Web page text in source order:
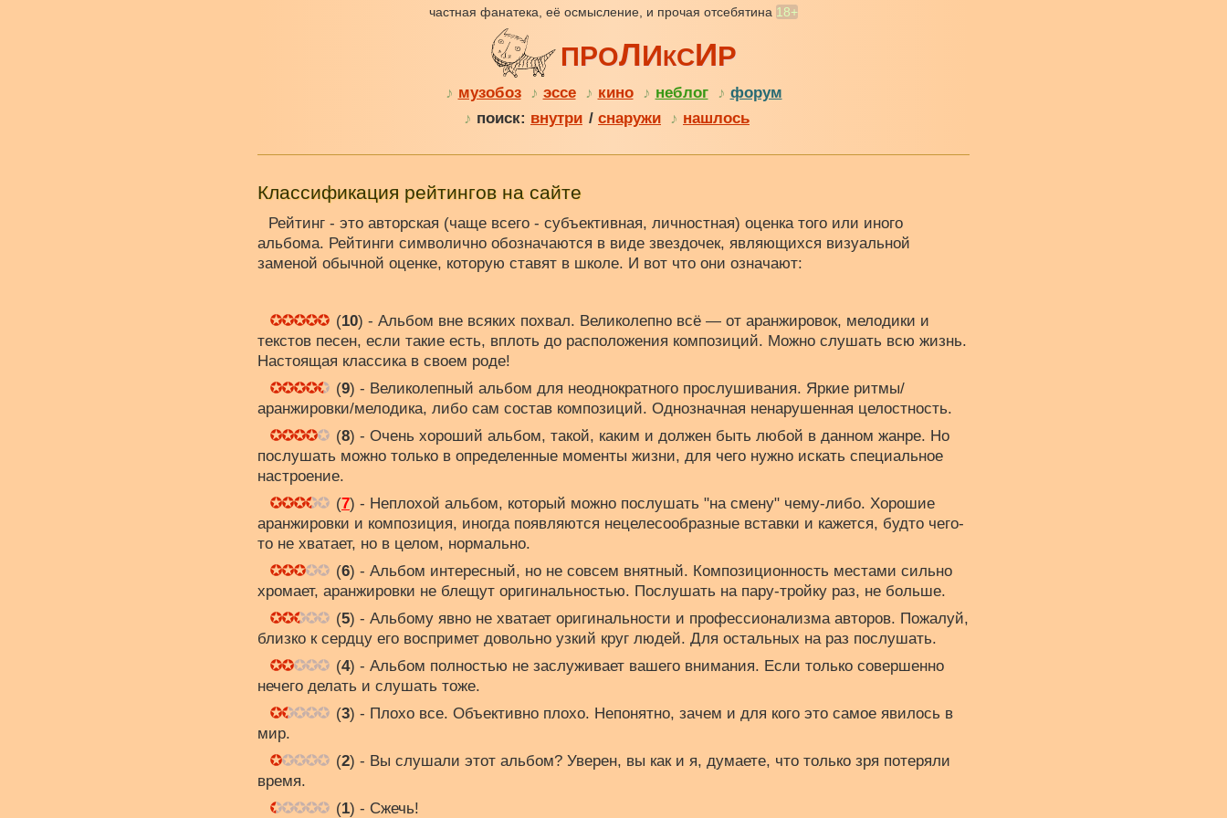
частная фанатека, её осмысление, и прочая отсебятина 18+
ПРОЛИКСИР
♪ музобоз ♪ эссе ♪ кино ♪ неблог ♪ форум
♪ поиск: внутри / снаружи ♪ нашлось
Классификация рейтингов на сайте
Рейтинг - это авторская (чаще всего - субъективная, личностная) оценка того или иного
альбома. Рейтинги символично обозначаются в виде звездочек, являющихся визуальной
заменой обычной оценке, которую ставят в школе. И вот что они означают:
(10) - Альбом вне всяких похвал. Великолепно всё — от аранжировок, мелодики и
текстов песен, если такие есть, вплоть до расположения композиций. Можно слушать всю жизнь.
Настоящая классика в своем роде!
(9) - Великолепный альбом для неоднократного прослушивания. Яркие ритмы/
аранжировки/мелодика, либо сам состав композиций. Однозначная ненарушенная целостность.
(8) - Очень хороший альбом, такой, каким и должен быть любой в данном жанре. Но
послушать можно только в определенные моменты жизни, для чего нужно искать специальное
настроение.
(7) - Неплохой альбом, который можно послушать "на смену" чему-либо. Хорошие
аранжировки и композиция, иногда появляются нецелесообразные вставки и кажется, будто чего-
то не хватает, но в целом, нормально.
(6) - Альбом интересный, но не совсем внятный. Композиционность местами сильно
хромает, аранжировки не блещут оригинальностью. Послушать на пару-тройку раз, не больше.
(5) - Альбому явно не хватает оригинальности и профессионализма авторов. Пожалуй,
близко к сердцу его воспримет довольно узкий круг людей. Для остальных на раз послушать.
(4) - Альбом полностью не заслуживает вашего внимания. Если только совершенно
нечего делать и слушать тоже.
(3) - Плохо все. Объективно плохо. Непонятно, зачем и для кого это самое явилось в
мир.
(2) - Вы слушали этот альбом? Уверен, вы как и я, думаете, что только зря потеряли
время.
(1) - Сжечь!